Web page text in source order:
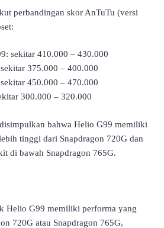
perbandingan skor AnTuTu (versi
sekitar 410.000 – 430.000
375.000 – 400.000
450.000 – 470.000
300.000 – 320.000
bahwa Helio G99 memiliki
tinggi dari Snapdragon 720G dan
di bawah Snapdragon 765G.
Helio G99 memiliki performa yang
720G atau Snapdragon 765G,